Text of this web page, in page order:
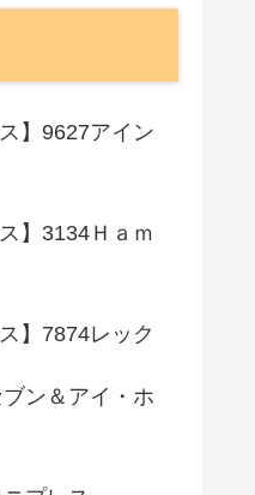
】9627アイン
】3134Ｈａｍ
】7874レック
ブン＆アイ・ホ